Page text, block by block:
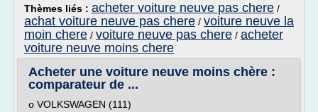
Thèmes liés : acheter voiture neuve pas chere /
achat voiture neuve pas chere / voiture neuve la
moin chere / voiture neuve pas chere / acheter
voiture neuve moins chere
Acheter une voiture neuve moins chère :
comparateur de ...
o VOLKSWAGEN (111)